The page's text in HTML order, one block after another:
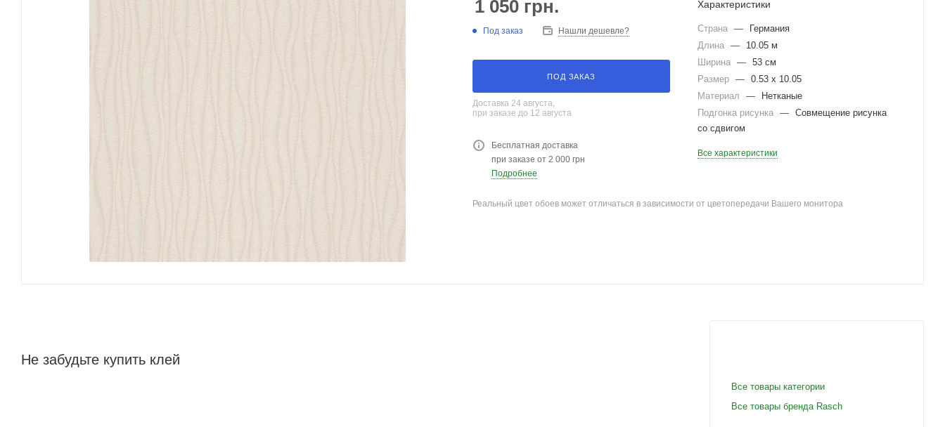
1 050 грн.
Под заказ Нашли дешевле?
ПОД ЗАКАЗ
Доставка 24 августа,
при заказе до 12 августа
Бесплатная доставка
при заказе от 2 000 грн
Подробнее
Характеристики
Страна —
Германия
Длина —
10.05 м
Ширина — 53 см
Размер — 0.53 x 10.05
Материал
—
Нетканые
Подгонка рисунка — Совмещение рисунка
со сдвигом
Все характеристики
Реальный цвет обоев может отличаться в зависимости от цветопередачи Вашего монитора
Не забудьте купить клей
Все товары категории
Все товары бренда Rasch